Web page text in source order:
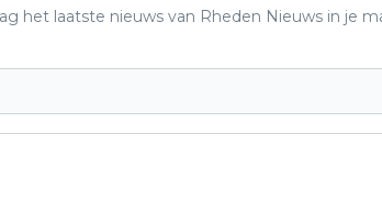
het laatste nieuws van Rheden Nieuws in je